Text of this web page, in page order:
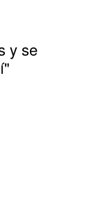
y se